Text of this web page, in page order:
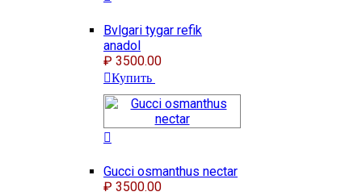
Bvlgari tygar refik
anadol
₽ 3500.00
Купить
Gucci osmanthus nectar
₽ 3500.00